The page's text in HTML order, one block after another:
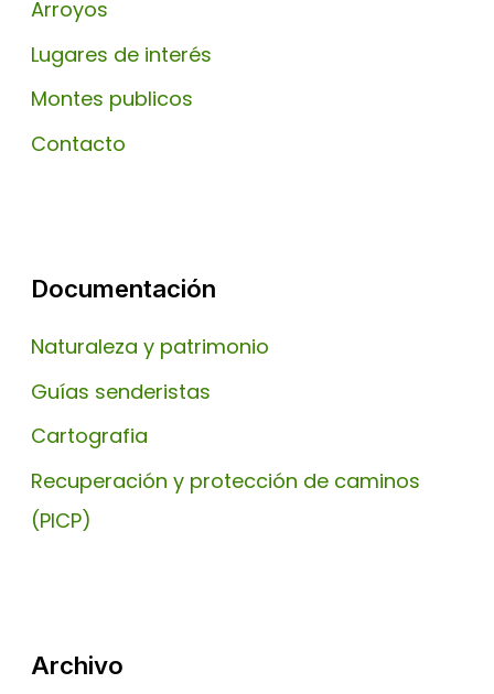
Arroyos
Lugares de interés
Montes publicos
Contacto
Documentación
Naturaleza y patrimonio
Guías senderistas
Cartografia
Recuperación y protección de caminos
(PICP)
Archivo